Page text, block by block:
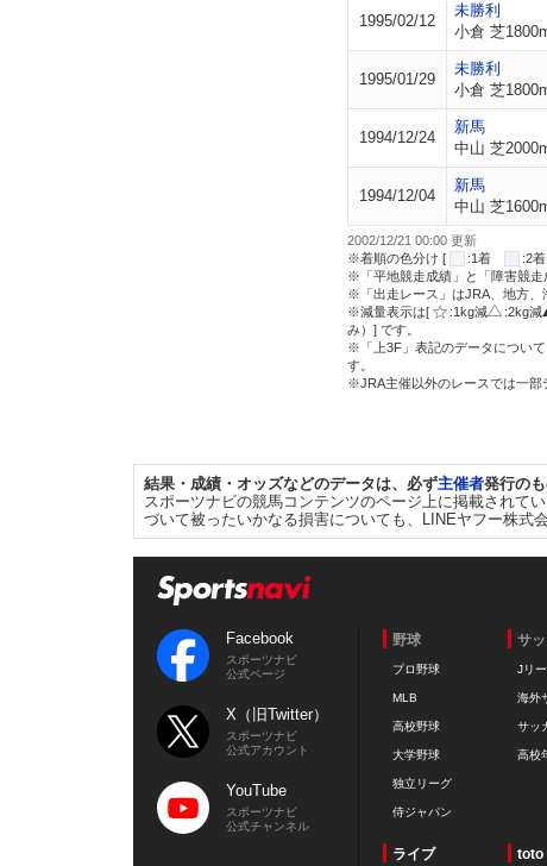
1995/02/12
未勝利
小倉 芝
1995/01/29
未勝利
小倉 芝
1994/12/24
新馬
中山 芝
1994/12/04
新馬
中山 芝
2002/12/21 00:00 更新
※着順の色分け [
:1着 :2
※「平地競走成績」と「障害競走
※「出走レース」はJRA、地方、
※減量表示は[
:1kg減 :2kg減
み）] です。
※「上3F」表記のデータについ
す。
※JRA主催以外のレースでは一部
結果・成績・オッズなどのデータは、必ず主催者発行の
スポーツナビの競馬コンテンツのページ上に掲載されて
づいて被ったいかなる損害についても、LINEヤフー株式
Facebook
スポーツナビ
公式ページ
X（旧Twitter）
スポーツナビ
公式アカウント
YouTube
スポーツナビ
公式チャンネル
野球
プロ野球
MLB
高校野球
大学野球
独立リーグ
侍ジャパン
サ
Jリ
海外
サッ
高校
ライブ toto